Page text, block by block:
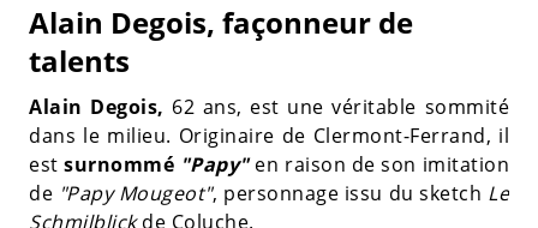
Alain Degois, façonneur de
talents
Alain Degois, 62 ans, est une véritable sommité
dans le milieu. Originaire de Clermont-Ferrand, il
estsurnommé "Papy" en raison de son imitation
de "Papy Mougeot", personnage issu du sketch Le
Schmilblickde Coluche.